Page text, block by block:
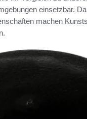
einsetzbar.
machen